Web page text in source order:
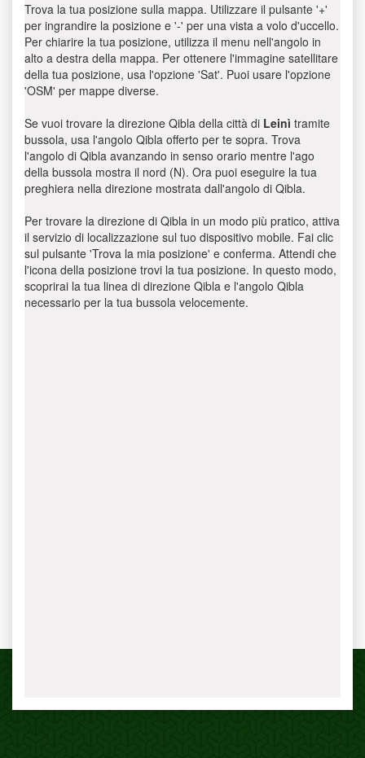
Trova la tua posizione sulla mappa. Utilizzare il pulsante '+'
per ingrandire la posizione e '-' per una vista a volo d'uccello.
Per chiarire la tua posizione, utilizza il menu nell'angolo in
alto a destra della mappa. Per ottenere l'immagine satellitare
della tua posizione, usa l'opzione 'Sat'. Puoi usare l'opzione
'OSM' per mappe diverse.
Se vuoi trovare la direzione Qibla della città di Leinì tramite
bussola, usa l'angolo Qibla offerto per te sopra. Trova
l'angolo di Qibla avanzando in senso orario mentre l'ago
della bussola mostra il nord (N). Ora puoi eseguire la tua
preghiera nella direzione mostrata dall'angolo di Qibla.
Per trovare la direzione di Qibla in un modo più pratico, attiva
il servizio di localizzazione sul tuo dispositivo mobile. Fai clic
sul pulsante 'Trova la mia posizione' e conferma. Attendi che
l'icona della posizione trovi la tua posizione. In questo modo,
scoprirai la tua linea di direzione Qibla e l'angolo Qibla
necessario per la tua bussola velocemente.